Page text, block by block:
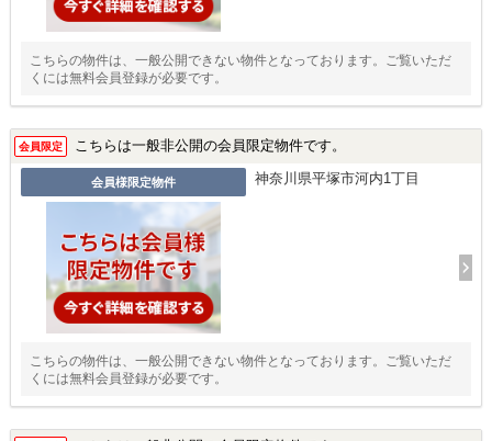
こちらの物件は、一般公開できない物件となっております。ご覧いただ
くには無料会員登録が必要です。
会員限定 こちらは一般非公開の会員限定物件です。
会員様限定物件 神奈川県平塚市河内1丁目
こちらの物件は、一般公開できない物件となっております。ご覧いただ
くには無料会員登録が必要です。